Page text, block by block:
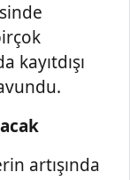
kayıtdışı
artışında